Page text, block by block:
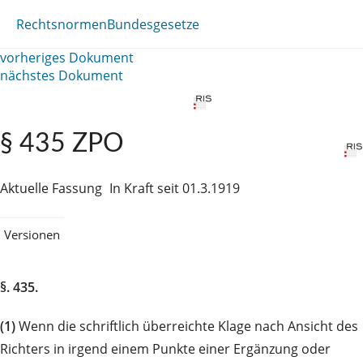
RechtsnormenBundesgesetze
vorheriges Dokument
nächstes Dokument
§ 435 ZPO
Aktuelle Fassung In Kraft seit 01.3.1919
Versionen
§. 435.
(1)Wenn die schriftlich überreichte Klage nach Ansicht des
Richters in irgend einem Punkte einer Ergänzung oder